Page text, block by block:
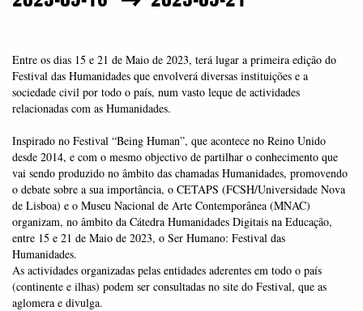
Entre os dias 15 e 21 de Maio de 2023, terá lugar a primeira edição do
Festival das Humanidades que envolverá diversas instituições e a
sociedade civil por todo o país, num vasto leque de actividades
relacionadas com as Humanidades.
Inspirado no Festival “Being Human”, que acontece no Reino Unido
desde 2014, e com o mesmo objectivo de partilhar o conhecimento que
vai sendo produzido no âmbito das chamadas Humanidades, promovendo
o debate sobre a sua importância, o CETAPS (FCSH/Universidade Nova
de Lisboa) e o Museu Nacional de Arte Contemporânea (MNAC)
organizam, no âmbito da Cátedra Humanidades Digitais na Educação,
entre 15 e 21 de Maio de 2023, o Ser Humano: Festival das
Humanidades.
As actividades organizadas pelas entidades aderentes em todo o país
(continente e ilhas) podem ser consultadas no site do Festival, que as
aglomera e divulga.